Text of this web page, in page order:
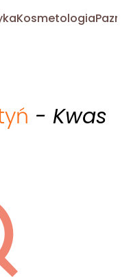
Kosmetologia
- Kwas